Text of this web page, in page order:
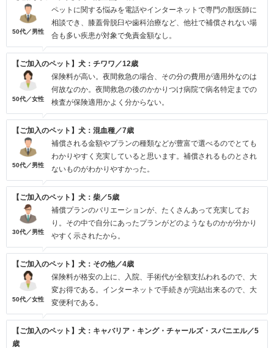
50代／男性
ペットに関する悩みを電話やインターネットで専門の獣医師に
相談でき、膝蓋骨脱臼や歯科治療など、他社で補償されない場
合も多い疾患が対象で免責金額なし。
【ご加入のペット】犬：チワワ／12歳
50代／女性
保険料が高い。夜間救急の場合、その分の費用が適用外なのは
何故なのか。夜間救急の後のかかりつけ病院で病名特定までの
検査が保険適用かよく分からない。
【ご加入のペット】犬：混血種／7歳
50代／男性
補償される金額やプランの種類などが豊富で選べるのでとても
わかりやすく充実していると思います。補償されるものとされ
ないものがわかりやすかった。
【ご加入のペット】犬：柴／5歳
30代／男性
補償プランのバリエーションが、たくさんあって充実してお
り。その中で自分にあったプランがどのようなものかが分かり
やすく示されたから。
【ご加入のペット】犬：その他／4歳
50代／女性
保険料が格安の上に、入院、手術代が全額支払われるので、大
変お得である。インターネットで手続きが完結出来るので、大
変便利である。
【ご加入のペット】犬：キャバリア・キング・チャールズ・スパニエル／5
歳